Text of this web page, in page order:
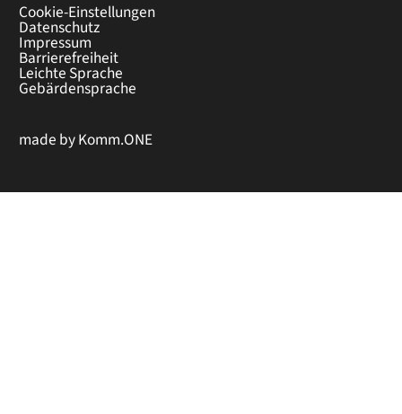
Cookie-Einstellungen
Datenschutz
Impressum
Barrierefreiheit
Leichte Sprache
Gebärdensprache
made byKomm.ONE